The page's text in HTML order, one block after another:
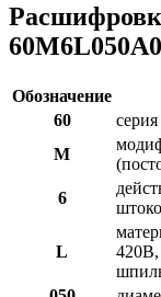
Обозначение
60
серия
M
6
L